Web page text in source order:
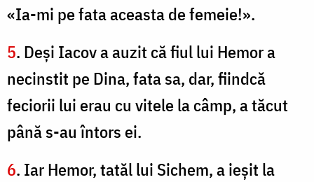
«Ia-mi pe fata aceasta de femeie!».
5. Deşi Iacov a auzit că fiul lui Hemor a
necinstit pe Dina, fata sa, dar, fiindcă
feciorii lui erau cu vitele la câmp, a tăcut
până s-au întors ei.
6. Iar Hemor, tatăl lui Sichem, a ieşit la